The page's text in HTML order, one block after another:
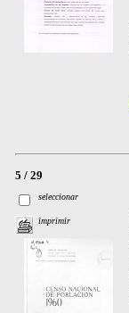
5 / 29
seleccionar
imprimir